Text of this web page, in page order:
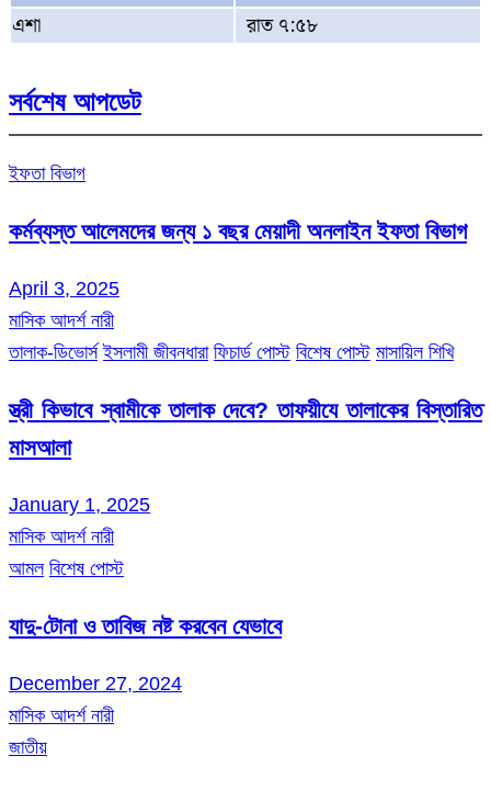
এশা
রাত ৭:৫৮
সর্বশেষ আপডেট
ইফতা বিভাগ
কর্মব্যস্ত আলেমদের জন্য ১ বছর মেয়াদী অনলাইন ইফতা বিভাগ
April 3, 2025
মাসিক আদর্শ নারী
তালাক-ডিভোর্স ইসলামী জীবনধারা ফিচার্ড পোস্ট বিশেষ পোস্ট মাসায়িল শিখি
স্ত্রী কিভাবে স্বামীকে তালাক দেবে? তাফয়ীযে তালাকের বিস্তারিত
মাসআলা
January 1, 2025
মাসিক আদর্শ নারী
আমল বিশেষ পোস্ট
যাদু-টোনা ও তাবিজ নষ্ট করবেন যেভাবে
December 27, 2024
মাসিক আদর্শ নারী
জাতীয়